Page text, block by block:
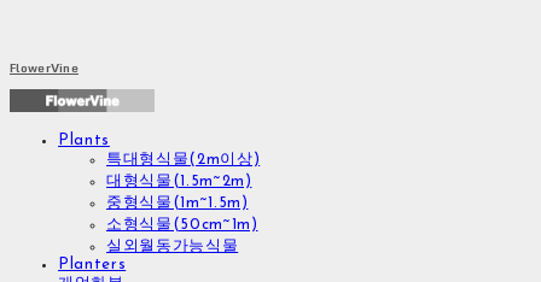
FlowerVine
Plants
특대형식물(2m이상)
대형식물(1.5m~2m)
중형식물(1m~1.5m)
소형식물(50cm~1m)
실외월동가능식물
Planters